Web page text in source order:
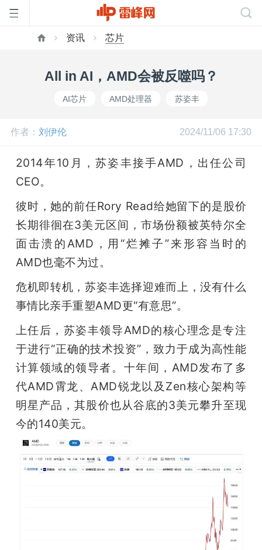
峰
公
开
课
活
动
中
心
GAIR
资讯 芯片
All in AI，AMD会被反噬吗？
AI芯片 AMD处理器 苏姿丰
作者： 刘伊伦 2024/11/06 17:30
2014年10月，苏姿丰接手AMD，出任公司
CEO。
彼时，她的前任Rory Read给她留下的是股价
长期徘徊在3美元区间，市场份额被英特尔全
面击溃的AMD，用“烂摊子”来形容当时的
AMD也毫不为过。
危机即转机，苏姿丰选择迎难而上，没有什么
事情比亲手重塑AMD更“有意思”。
上任后，苏姿丰领导AMD的核心理念是专注
于进行“正确的技术投资”，致力于成为高性能
计算领域的领导者。十年间，AMD发布了多
代AMD霄龙、AMD锐龙以及Zen核心架构等
明星产品，其股价也从谷底的3美元攀升至现
今的140美元。